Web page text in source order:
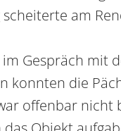
am
Gespräch mit
konnten die
offenbar nicht